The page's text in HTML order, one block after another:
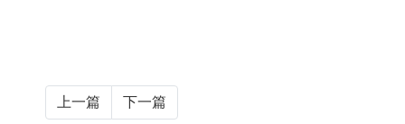
上一篇 下一篇